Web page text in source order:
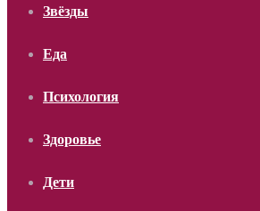
Звёзды
Еда
Психология
Здоровье
Дети